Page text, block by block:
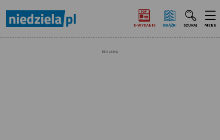
E‑WYDANIE KSIĄŻKI SZUKAJ MENU
REKLAMA